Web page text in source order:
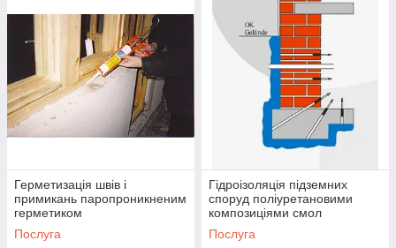
Герметизація швів і
примикань паропроникненим
герметиком
Послуга
Гідроізоляція підземних
споруд поліуретановими
композиціями смол
Послуга